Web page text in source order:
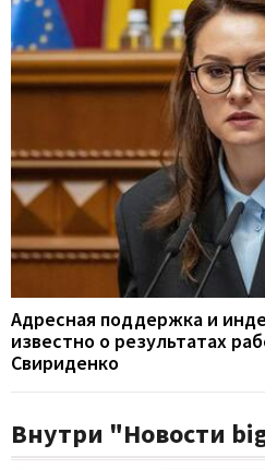
Адресная поддержка и
известно о результатах
Свириденко
Внутри "Новости